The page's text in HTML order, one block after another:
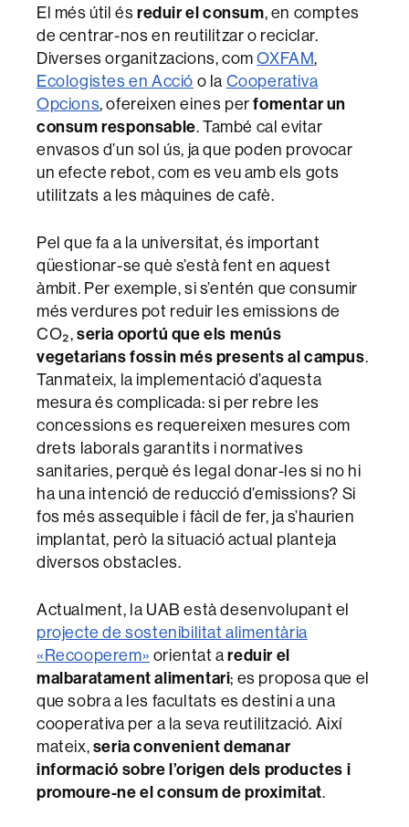
El més útil ésreduir el consum, en comptes
de centrar-nos en reutilitzar o reciclar.
Diverses organitzacions, comOXFAM,
Ecologistes en Acció o la Cooperativa
Opcions, ofereixen eines perfomentar un
consum responsable. També cal evitar
envasos d’un sol ús, ja que poden provocar
un efecte rebot, com es veu amb els gots
utilitzats a les màquines de cafè.
Pel que fa a la universitat, és important
qüestionar-se què s’està fent en aquest
àmbit. Per exemple, si s’entén que consumir
més verdures pot reduir les emissions de
CO₂,seria oportú que els menús
vegetarians fossin més presents al campus.
Tanmateix, la implementació d’aquesta
mesura és complicada: si per rebre les
concessions es requereixen mesures com
drets laborals garantits i normatives
sanitaries, perquè és legal donar-les si no hi
ha una intenció de reducció d’emissions? Si
fos més assequible i fàcil de fer, ja s’haurien
implantat, però la situació actual planteja
diversos obstacles.
Actualment, la UAB està desenvolupant el
projecte de sostenibilitat alimentària
«Recooperem» orientat areduir el
malbaratament alimentari; es proposa que el
que sobra a les facultats es destini a una
cooperativa per a la seva reutilització. Així
mateix,seria convenient demanar
informació sobre l’origen dels productes i
promoure-ne el consum de proximitat.